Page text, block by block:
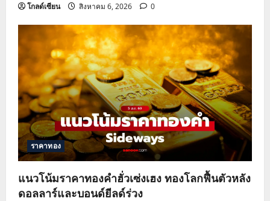
โกลด์เซียน สิงหาคม 6, 2026 0
ราคาทอง
แนวโน้มราคาทองคำฮั่วเซ่งเฮง ทองโลกฟื้นตัวหลัง
ดอลลาร์และบอนด์ยีลด์ร่วง